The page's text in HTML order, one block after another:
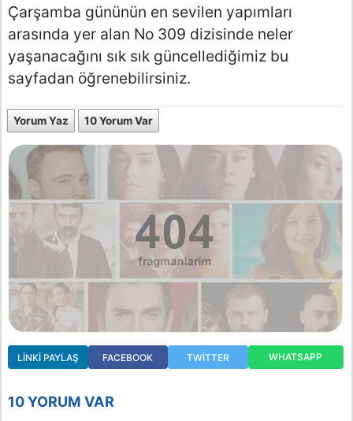
Çarşamba gününün en sevilen yapımları
arasında yer alan No 309 dizisinde neler
yaşanacağını sık sık güncellediğimiz bu
sayfadan öğrenebilirsiniz.
Yorum Yaz 10 Yorum Var
LINKI PAYLAŞ FACEBOOK TWITTER WHATSAPP
10 YORUM VAR